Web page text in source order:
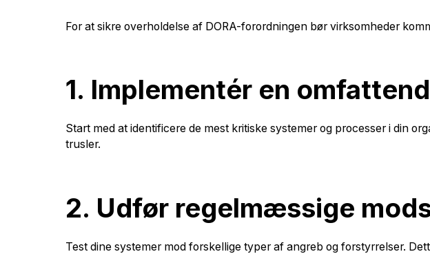
For at sikre overholdelse af DORA-forordningen bør virksomheder
1. Implementér en
Start med at identificere de mest kritiske systemer og processer i din
trusler.
2. Udfør regelmæssige
Test dine systemer mod forskellige typer af angreb og forstyrrelser.